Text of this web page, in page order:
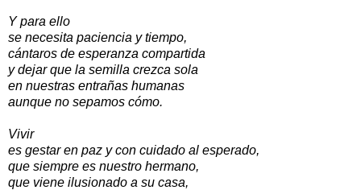
Y para ello
se necesita paciencia y tiempo,
cántaros de esperanza compartida
y dejar que la semilla crezca sola
en nuestras entrañas humanas
aunque no sepamos cómo.
Vivir
es gestar en paz y con cuidado al esperado,
que siempre es nuestro hermano,
que viene ilusionado a su casa,